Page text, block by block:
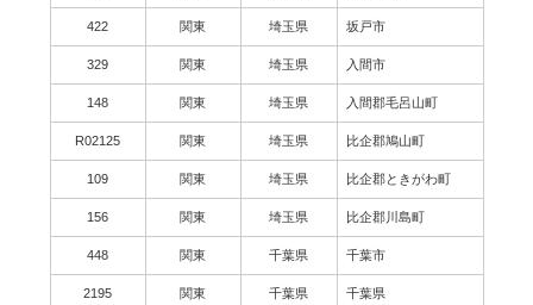
422 関東 埼玉県 坂戸市
329 関東 埼玉県 入間市
148 関東 埼玉県 入間郡毛呂山町
R02125 関東 埼玉県 比企郡鳩山町
109 関東 埼玉県 比企郡ときがわ町
156 関東 埼玉県 比企郡川島町
448 関東 千葉県 千葉市
2195 関東 千葉県 千葉県